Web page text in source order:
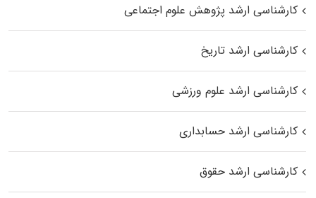
کارشناسی ارشد پژوهش علوم اجتماعی
کارشناسی ارشد تاریخ
کارشناسی ارشد علوم ورزشی
کارشناسی ارشد حسابداری
کارشناسی ارشد حقوق